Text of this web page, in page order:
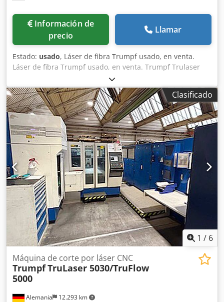
Información de
precio
Llamar
Estado: usado, Láser de fibra Trumpf usado, en venta.
Láser de fibra Trumpf usado, en venta. Trumpf Trulaser
5030 Fiber de 5 kW, láser industrial CNC de mesa plana, en
venta. Año 2014 Potencia del láser: 5000 W / 5 kW Área de
trabajo: 3000 x 1500 x 115 mm Control: Siemens Sinumerik
840D Máx. espesor de corte en acero al carbono: 25 mm
Csdpfx Acefuah Eoysrf Máx. espesor de corte en acero
inoxidable: 20 mm Máx. espesor de corte en aluminio: 15
mm Espacio requerido: 12000 x 5200 x 2000 mm Peso de la
máquina: 14 500 kg TRUMPF TruLaser 5030 5 kW BrightLine
Fiber – L56 / L68
Clasificado
1 / 6
Alemania 12.293 km
Máquina de corte por láser CNC
TrumpfTruLaser 5030/TruFlow
5000